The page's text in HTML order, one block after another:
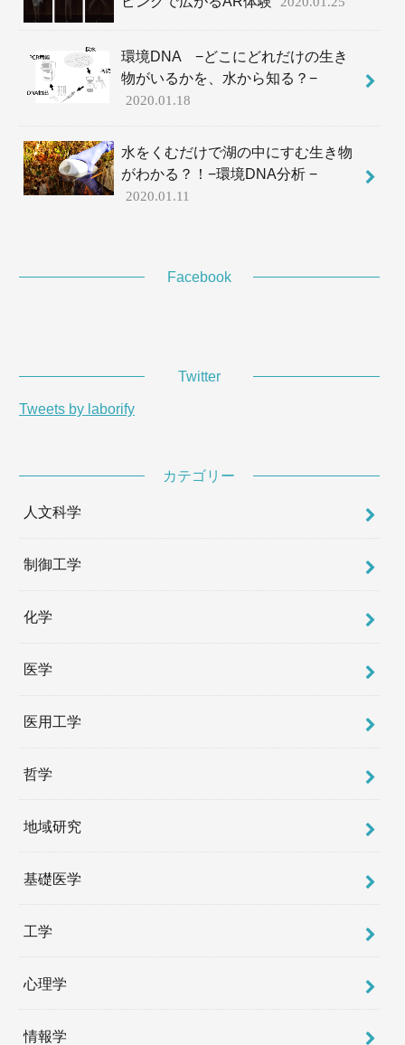
環境DNA −どこにどれだけの生き
物がいるかを、水から知る？−
2020.01.18
水をくむだけで湖の中にすむ生き物
がわかる？！−環境DNA分析 −
2020.01.11
Facebook
Twitter
Tweets by laborify
カテゴリー
人文科学
制御工学
化学
医学
医用工学
哲学
地域研究
基礎医学
工学
心理学
情報学